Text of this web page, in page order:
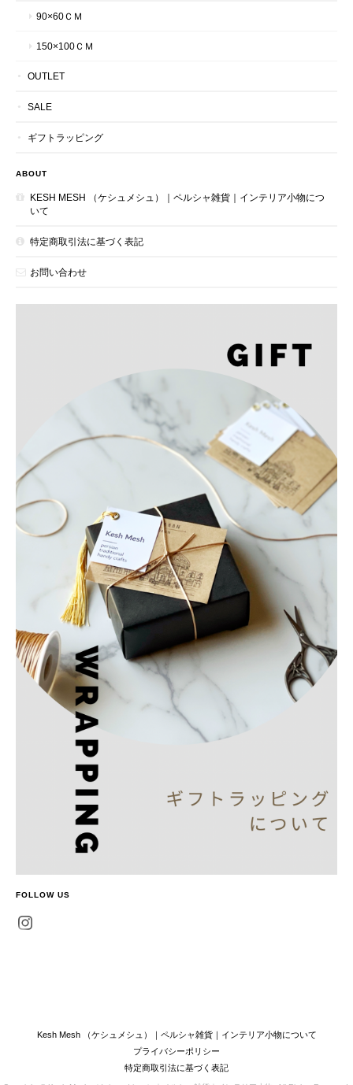
90×60ＣＭ
150×100ＣＭ
OUTLET
SALE
ギフトラッピング
ABOUT
KESH MESH （ケシュメシュ）｜ペルシャ雑貨｜インテリア小物につ
いて
特定商取引法に基づく表記
お問い合わせ
FOLLOW US
Kesh Mesh （ケシュメシュ）｜ペルシャ雑貨｜インテリア小物について
プライバシーポリシー
特定商取引法に基づく表記